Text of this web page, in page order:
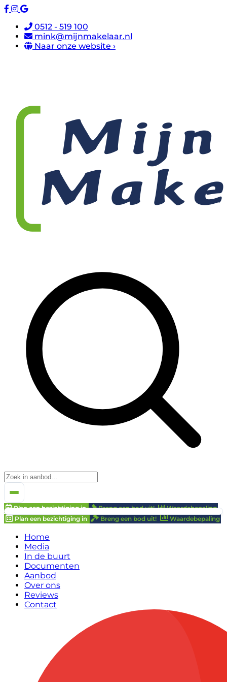
0512 - 519 100
mink@mijnmakelaar.nl
Naar onze website ›
Plan een bezichtiging in Breng een bod uit!
Waardebepaling
Plan een bezichtiging in
Breng een bod uit! Waardebepaling
Home
Media
In de buurt
Documenten
Aanbod
Over ons
Reviews
Contact